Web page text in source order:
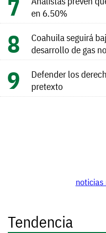
en 6.50%
Coahuila seguirá
desarrollo de gas
Defender los
pretexto
noticias
Tendencia